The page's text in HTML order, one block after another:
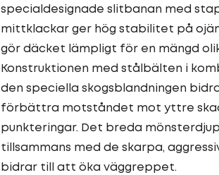
specialdesignade slitbanan med
mittklackar ger hög stabilitet på
gör däcket lämpligt för en mängd
Konstruktionen med stålbälten i
den speciella skogsblandningen
förbättra motståndet mot yttre
punkteringar. Det breda
tillsammans med de skarpa,
bidrar till att öka väggreppet.